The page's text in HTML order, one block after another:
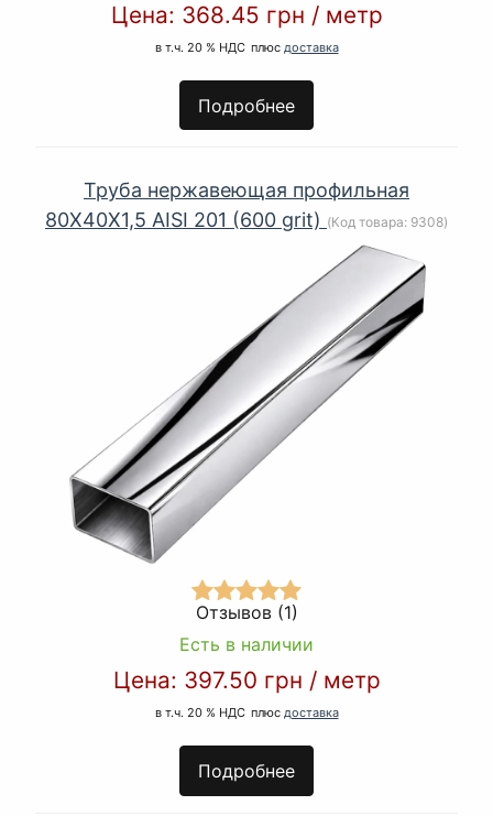
Цена: 368.45 грн / метр
в т.ч. 20 % НДС плюс доставка
Подробнее
Труба нержавеющая профильная
80Х40Х1,5 AISI 201 (600 grit) (Код товара: 9308)
Отзывов (1)
Есть в наличии
Цена: 397.50 грн / метр
в т.ч. 20 % НДС плюс доставка
Подробнее